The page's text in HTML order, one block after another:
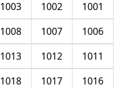
1001
1002
1003
1006
1007
1008
1011
1012
1013
1016
1017
1018